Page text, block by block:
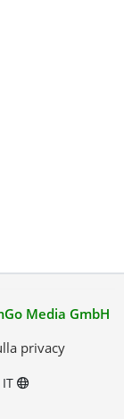
Media GmbH
privacy
IT